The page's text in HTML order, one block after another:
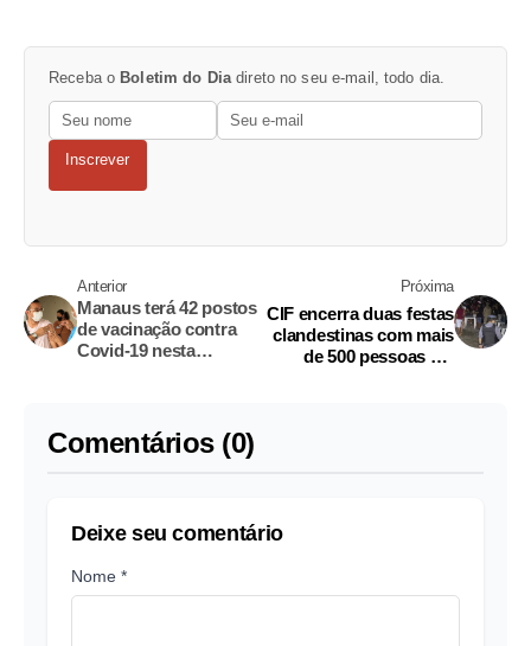
Receba o Boletim do Diadireto no seu e-mail, todo dia.
Inscrever
Anterior
Manaus terá 42 postos
de vacinação contra
Covid-19 nesta
Próxima
CIF encerra duas festas
clandestinas com mais
de 500 pessoas em
Comentários (0)
Deixe seu comentário
Nome *